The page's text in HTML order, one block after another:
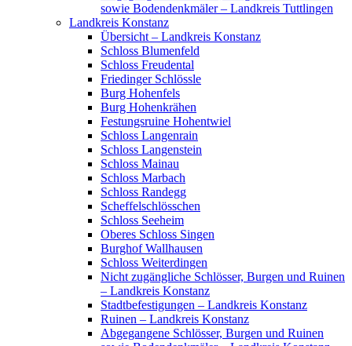
sowie Bodendenkmäler – Landkreis Tuttlingen
Landkreis Konstanz
Übersicht – Landkreis Konstanz
Schloss Blumenfeld
Schloss Freudental
Friedinger Schlössle
Burg Hohenfels
Burg Hohenkrähen
Festungsruine Hohentwiel
Schloss Langenrain
Schloss Langenstein
Schloss Mainau
Schloss Marbach
Schloss Randegg
Scheffelschlösschen
Schloss Seeheim
Oberes Schloss Singen
Burghof Wallhausen
Schloss Weiterdingen
Nicht zugängliche Schlösser, Burgen und Ruinen
– Landkreis Konstanz
Stadtbefestigungen – Landkreis Konstanz
Ruinen – Landkreis Konstanz
Abgegangene Schlösser, Burgen und Ruinen